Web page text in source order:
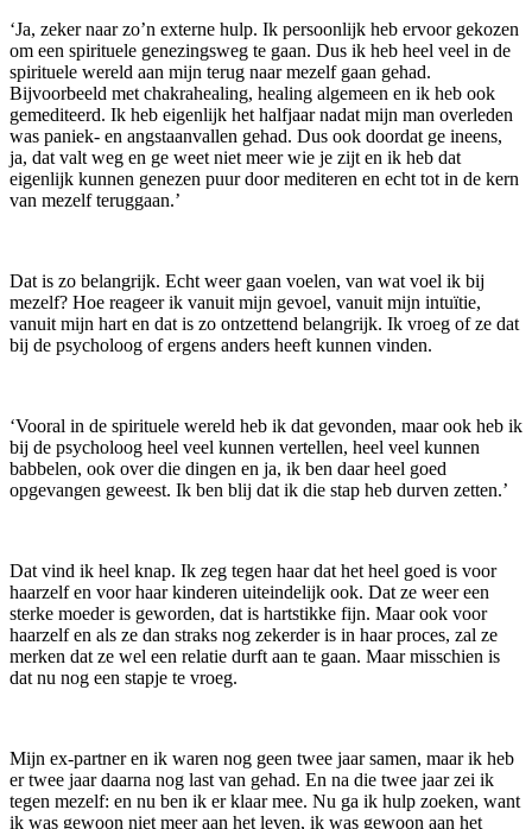
‘Ja, zeker naar zo’n externe hulp. Ik persoonlijk heb ervoor gekozen
om een spirituele genezingsweg te gaan. Dus ik heb heel veel in de
spirituele wereld aan mijn terug naar mezelf gaan gehad.
Bijvoorbeeld met chakrahealing, healing algemeen en ik heb ook
gemediteerd. Ik heb eigenlijk het halfjaar nadat mijn man overleden
was paniek- en angstaanvallen gehad. Dus ook doordat ge ineens,
ja, dat valt weg en ge weet niet meer wie je zijt en ik heb dat
eigenlijk kunnen genezen puur door mediteren en echt tot in de kern
van mezelf teruggaan.’
Dat is zo belangrijk. Echt weer gaan voelen, van wat voel ik bij
mezelf? Hoe reageer ik vanuit mijn gevoel, vanuit mijn intuïtie,
vanuit mijn hart en dat is zo ontzettend belangrijk. Ik vroeg of ze dat
bij de psycholoog of ergens anders heeft kunnen vinden.
‘Vooral in de spirituele wereld heb ik dat gevonden, maar ook heb ik
bij de psycholoog heel veel kunnen vertellen, heel veel kunnen
babbelen, ook over die dingen en ja, ik ben daar heel goed
opgevangen geweest. Ik ben blij dat ik die stap heb durven zetten.’
Dat vind ik heel knap. Ik zeg tegen haar dat het heel goed is voor
haarzelf en voor haar kinderen uiteindelijk ook. Dat ze weer een
sterke moeder is geworden, dat is hartstikke fijn. Maar ook voor
haarzelf en als ze dan straks nog zekerder is in haar proces, zal ze
merken dat ze wel een relatie durft aan te gaan. Maar misschien is
dat nu nog een stapje te vroeg.
Mijn ex-partner en ik waren nog geen twee jaar samen, maar ik heb
er twee jaar daarna nog last van gehad. En na die twee jaar zei ik
tegen mezelf: en nu ben ik er klaar mee. Nu ga ik hulp zoeken, want
ik was gewoon niet meer aan het leven, ik was gewoon aan het